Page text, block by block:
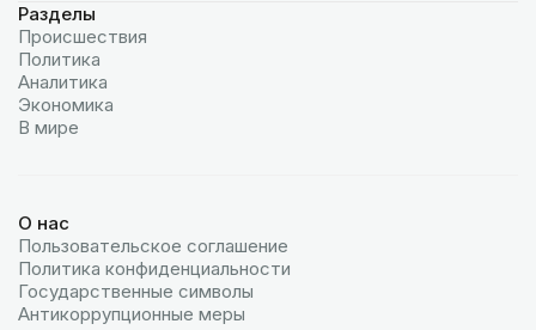
Разделы
Происшествия
Политика
Аналитика
Экономика
В мире
О нас
Пользовательское соглашение
Политика конфиденциальности
Государственные символы
Антикоррупционные меры